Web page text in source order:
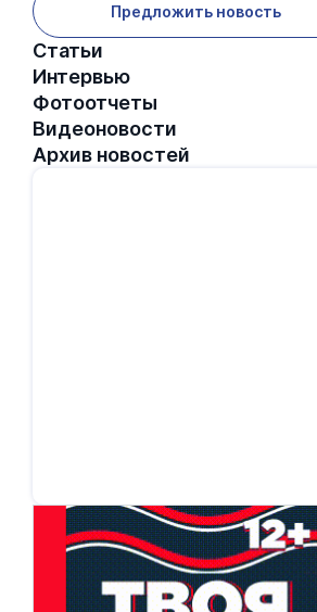
Предложить новость
Статьи
Интервью
Фотоотчеты
Видеоновости
Архив новостей